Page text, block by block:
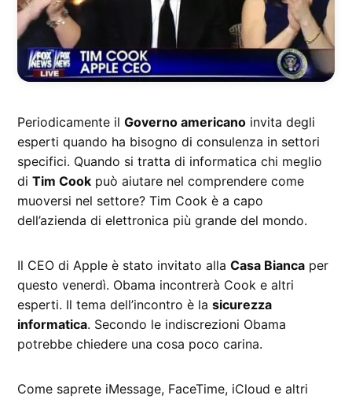
Periodicamente ilGoverno americano invita degli
esperti quando ha bisogno di consulenza in settori
specifici. Quando si tratta di informatica chi meglio
diTim Cook può aiutare nel comprendere come
muoversi nel settore? Tim Cook è a capo
dell’azienda di elettronica più grande del mondo.
Il CEO di Apple è stato invitato allaCasa Bianca per
questo venerdì. Obama incontrerà Cook e altri
esperti. Il tema dell’incontro è lasicurezza
informatica. Secondo le indiscrezioni Obama
potrebbe chiedere una cosa poco carina.
Come saprete iMessage, FaceTime, iCloud e altri